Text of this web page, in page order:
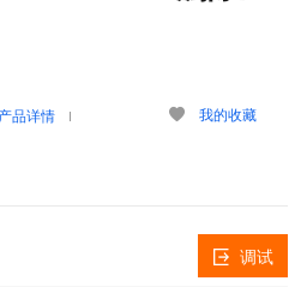
产品详情 我的收藏
调试